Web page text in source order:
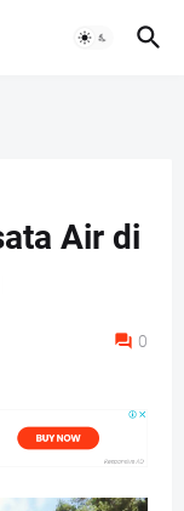
Air di
0